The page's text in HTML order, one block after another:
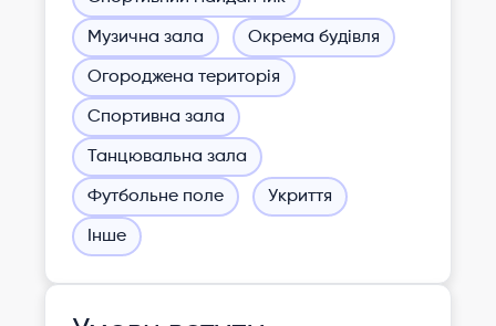
Музична зала Окрема будівля
Огороджена територія
Спортивна зала
Танцювальна зала
Футбольне поле Укриття
Інше